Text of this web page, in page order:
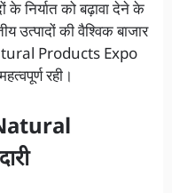
निर्यात को बढ़ावा देने के
उत्पादों की वैश्विक बाजार
Products Expo
रही।